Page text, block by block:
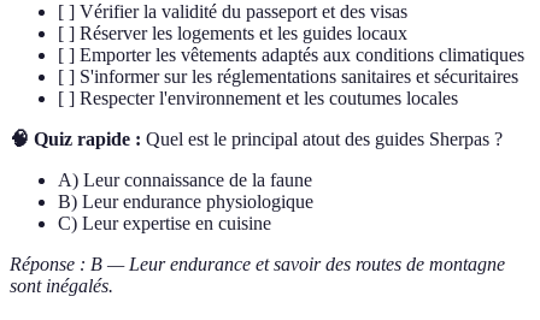
[ ] Vérifier la validité du passeport et des visas
[ ] Réserver les logements et les guides locaux
[ ] Emporter les vêtements adaptés aux conditions climatiques
[ ] S'informer sur les réglementations sanitaires et sécuritaires
[ ] Respecter l'environnement et les coutumes locales
🧠 Quiz rapide : Quel est le principal atout des guides Sherpas ?
A) Leur connaissance de la faune
B) Leur endurance physiologique
C) Leur expertise en cuisine
Réponse : B — Leur endurance et savoir des routes de montagne
sont inégalés.